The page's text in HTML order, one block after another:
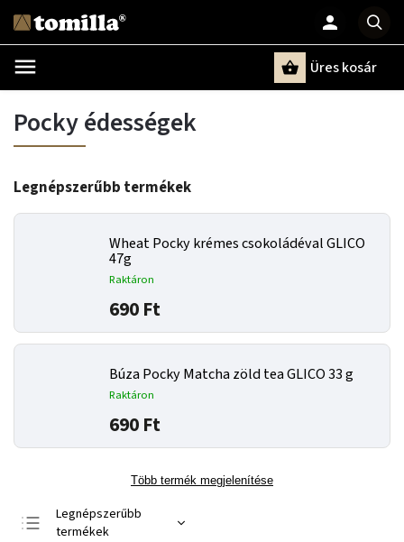
Üres kosár
Pocky édességek
Legnépszerűbb termékek
Wheat Pocky krémes csokoládéval GLICO
47g
Raktáron
690 Ft
Búza Pocky Matcha zöld tea GLICO 33 g
Raktáron
690 Ft
Több termék megjelenítése
Legnépszerűbb
termékek